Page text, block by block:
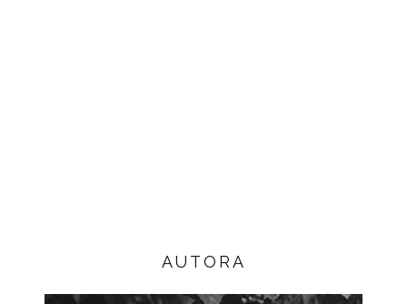
AUTORA